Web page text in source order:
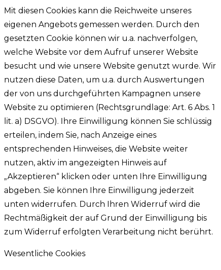
Mit diesen Cookies kann die Reichweite unseres
eigenen Angebots gemessen werden. Durch den
gesetzten Cookie können wir u.a. nachverfolgen,
welche Website vor dem Aufruf unserer Website
besucht und wie unsere Website genutzt wurde. Wir
nutzen diese Daten, um u.a. durch Auswertungen
der von uns durchgeführten Kampagnen unsere
Website zu optimieren (Rechtsgrundlage: Art. 6 Abs. 1
lit. a) DSGVO). Ihre Einwilligung können Sie schlüssig
erteilen, indem Sie, nach Anzeige eines
entsprechenden Hinweises, die Website weiter
nutzen, aktiv im angezeigten Hinweis auf
„Akzeptieren“ klicken oder unten Ihre Einwilligung
abgeben. Sie können Ihre Einwilligung jederzeit
unten widerrufen. Durch Ihren Widerruf wird die
Rechtmäßigkeit der auf Grund der Einwilligung bis
zum Widerruf erfolgten Verarbeitung nicht berührt.
Wesentliche Cookies